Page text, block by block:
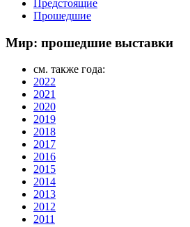
Предстоящие
Прошедшие
Мир: прошедшие выставки
см. также года:
2022
2021
2020
2019
2018
2017
2016
2015
2014
2013
2012
2011